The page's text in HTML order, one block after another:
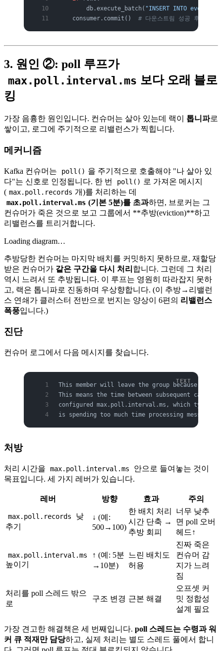
        db.execute_batch(
"INSERT INTO events
    consumer.commit()
# 다운스트림 성공 후 커밋
3. 원인 ②: poll 루프가
max.poll.interval.ms 보다 오래 블로
킹
가장 음흉한 원인입니다. 컨슈머는 살아 있는데 랙이 톱니파로
쌓이고, 로그에 주기적으로 리밸런스가 찍힙니다.
메커니즘
Kafka 컨슈머는 poll() 을 주기적으로 호출해야 "나 살아 있
다"는 신호로 인정됩니다. 한 번
poll() 로 가져온 메시지
( max.poll.records 개)를 처리하는 데
max.poll.interval.ms (기본 5분)를 초과하면, 브로커는 그
컨슈머가 죽은 것으로 보고 그룹에서 **추방(eviction)**하고
리밸런스를 트리거합니다.
Loading diagram…
추방당한 컨슈머는 마지막 배치를 커밋하지 못하므로, 재할당
받은 컨슈머가 같은 구간을 다시 처리 합니다. 그런데 그 처리
역시 느려서 또 추방됩니다. 이 루프는 영원히 따라잡지 못하
고, 랙은 톱니파로 진동하며 우상향합니다. (이 추방→리밸런
스 연쇄가 클러스터 전반으로 번지는 양상이 6편의 리밸런스
폭풍입니다.)
진단
컨슈머 로그에서 다음 메시지를 찾습니다.
This member will leave the group because
This means the time between subsequent calls
configured max.poll.interval.ms, which
is spending too much time processing messages.
처방
처리 시간을 max.poll.interval.ms
안으로 들여놓는 것이
목표입니다. 세 가지 레버가 있습니다.
레버 방향 효과 주의
max.poll.records
낮
추기
↓ (예:
500→100)
한 배치 처리
시간 단축 →
추방 회피
너무 낮추
면 poll 오버
헤드↑
max.poll.interval.ms
높이기
↑ (예: 5분
→10분)
느린 배치도
허용
진짜 죽은
컨슈머 감
지가 느려
짐
처리를 poll 스레드 밖으
로
구조 변경 근본 해결
오프셋 커
밋 정합성
설계 필요
가장 견고한 해결책은 세 번째입니다. poll 스레드는 수령과 워
커 큐 적재만 담당하고, 실제 처리는 별도 스레드 풀에서 합니